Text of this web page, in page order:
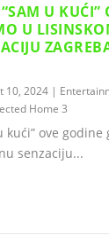
U KUĆI”
U
10, 2024 |
Home 3
kući” ove godine
senzaciju...